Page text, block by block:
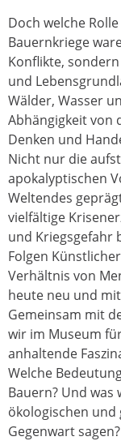
Doch welche
Bauernkriege
Konflikte,
und
Wälder, Wasser
Abhängigkeit von
Denken und
Nicht nur die
apokalyptischen
Weltendes
vielfältige
und Kriegsgefahr
Folgen
Verhältnis von
heute neu und
Gemeinsam mit
wir im Museum
anhaltende
Welche
Bauern? Und
ökologischen
Gegenwart sagen?